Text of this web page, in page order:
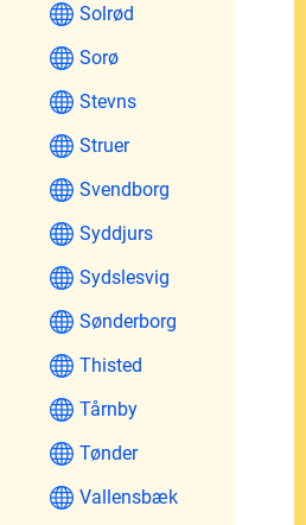
Solrød
Sorø
Stevns
Struer
Svendborg
Syddjurs
Sydslesvig
Sønderborg
Thisted
Tårnby
Tønder
Vallensbæk